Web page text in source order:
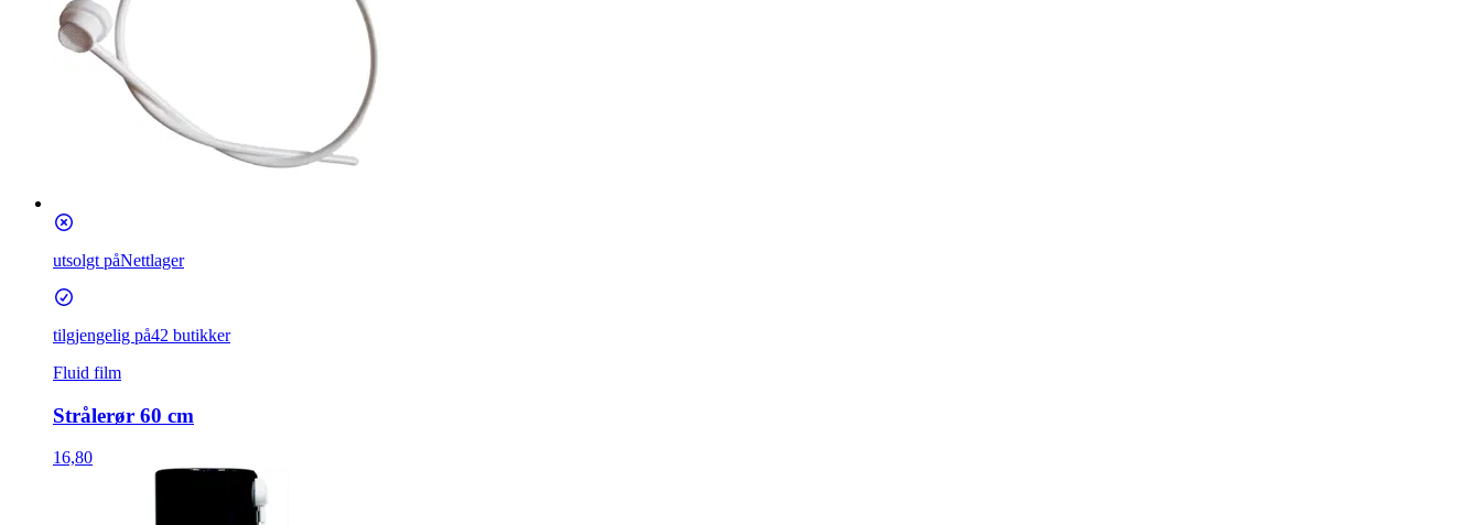
utsolgt påNettlager
tilgjengelig på42 butikker
Fluid film
Strålerør 60 cm
16,80